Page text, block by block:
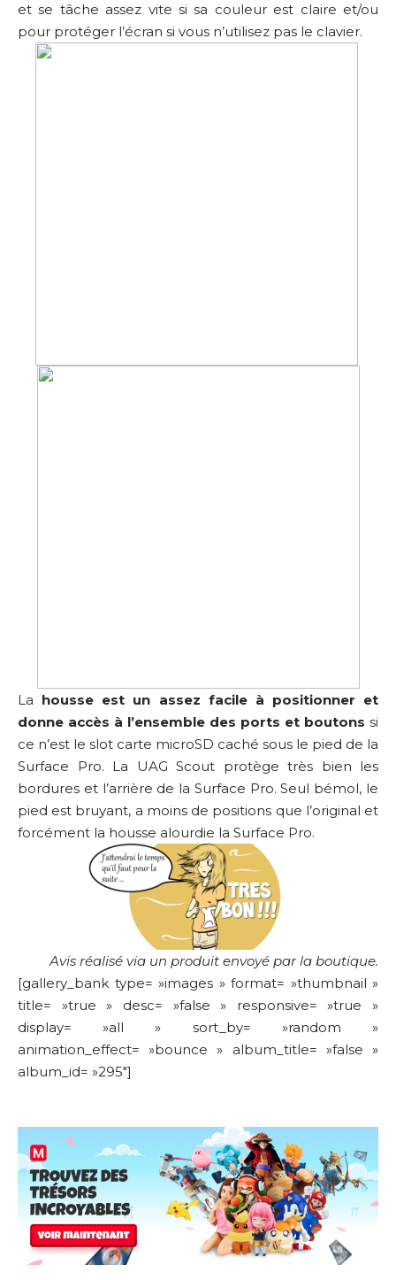
et se tâche assez vite si sa couleur est claire et/ou
pour protéger l’écran si vous n’utilisez pas le clavier.
La housse est un assez facile à positionner et
donne accès à l’ensemble des ports et boutons si
ce n’est le slot carte microSD caché sous le pied de la
Surface Pro. La UAG Scout protège très bien les
bordures et l’arrière de la Surface Pro. Seul bémol, le
pied est bruyant, a moins de positions que l’original et
forcément la housse alourdie la Surface Pro.
Avis réalisé via un produit envoyé par la boutique.
[gallery_bank type= »images » format= »thumbnail »
title= »true » desc= »false » responsive= »true »
display= »all » sort_by= »random »
animation_effect= »bounce » album_title= »false »
album_id= »295″]